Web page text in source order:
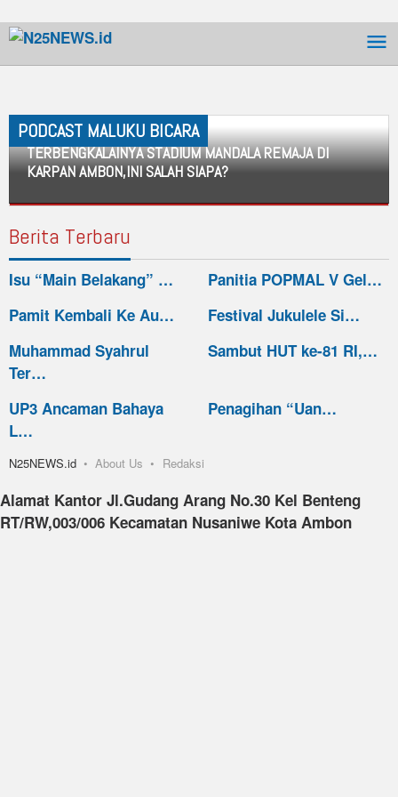
to
TERBENGKALAINYA STADIUM MANDALA REMAJA DI
KARPAN AMBON,INI SALAH SIAPA?
MALUKU
BICARA
July
2024
n25
PODCAST MALUKU BICARA
Berita Terbaru
Isu “Main Belakang” …
Panitia POPMAL V Gel…
Pamit Kembali Ke Au…
Festival Jukulele Si…
Muhammad Syahrul
Ter…
Sambut HUT ke-81 RI,…
UP3 Ancaman Bahaya
L…
Penagihan “Uan…
N25NEWS.id About Us Redaksi
Alamat Kantor Jl.Gudang Arang No.30 Kel Benteng
RT/RW,003/006 Kecamatan Nusaniwe Kota Ambon